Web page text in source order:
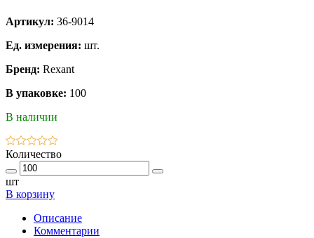
Артикул: 36-9014
Ед. измерения: шт.
Бренд: Rexant
В упаковке: 100
В наличии
Количество
шт
В корзину
Описание
Комментарии